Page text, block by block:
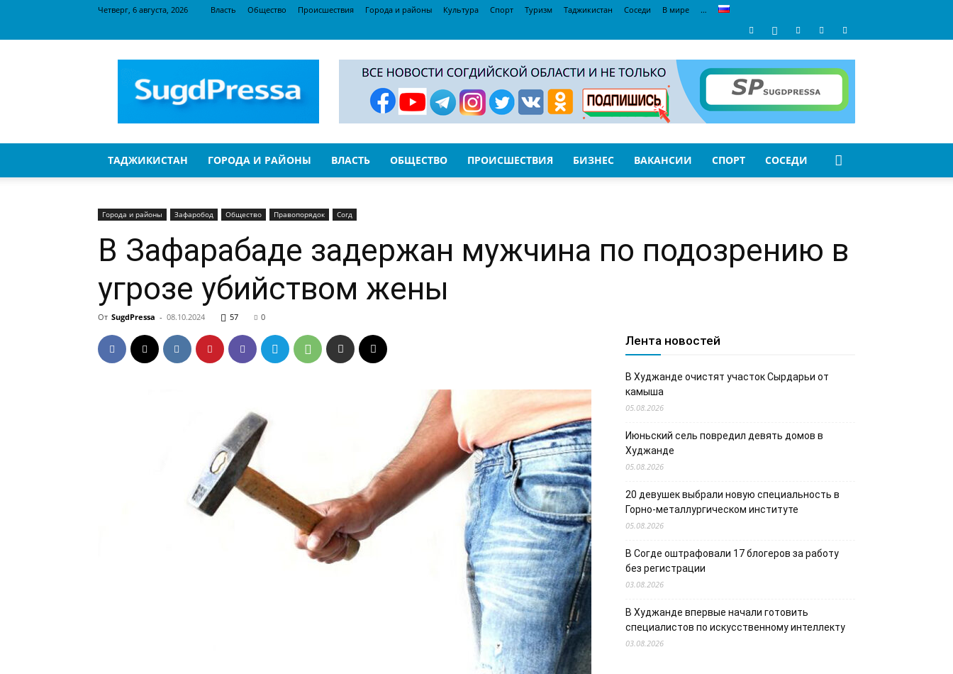
Четверг, 6 августа, 2026 Власть Общество Происшествия Города и районы Культура Спорт Туризм Таджикистан Соседи В мире …
ТАДЖИКИСТАН ГОРОДА И РАЙОНЫ ВЛАСТЬ ОБЩЕСТВО ПРОИСШЕСТВИЯ БИЗНЕС ВАКАНСИИ СПОРТ СОСЕДИ
Города и районы Зафаробод Общество Правопорядок Согд
В Зафарабаде задержан мужчина по подозрению в
угрозе убийством жены
От SugdPressa - 08.10.2024 57 0
Лента новостей
В Худжанде очистят участок Сырдарьи от
камыша
05.08.2026
Июньский сель повредил девять домов в
Худжанде
05.08.2026
20 девушек выбрали новую специальность в
Горно-металлургическом институте
05.08.2026
В Согде оштрафовали 17 блогеров за работу
без регистрации
03.08.2026
В Худжанде впервые начали готовить
специалистов по искусственному интеллекту
03.08.2026